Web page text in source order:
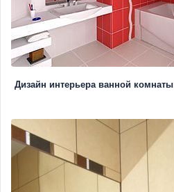
Дизайн интерьера ванной комнаты